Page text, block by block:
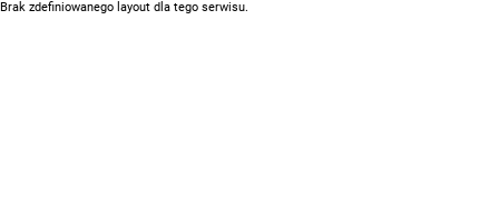
Brak zdefiniowanego layout dla tego serwisu.